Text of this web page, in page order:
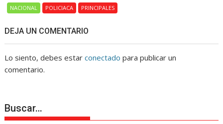
NACIONAL POLICIACA PRINCIPALES
DEJA UN COMENTARIO
Lo siento, debes estarconectado para publicar un
comentario.
Buscar…